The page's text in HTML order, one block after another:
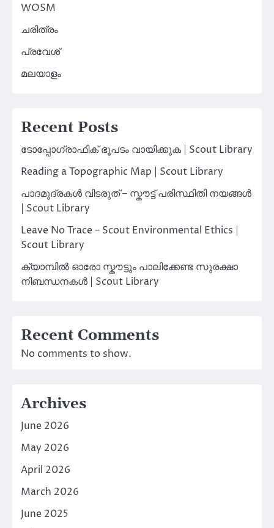
WOSM
ചരിത്രം
പ്രവേശ്
മലയാളം
Recent Posts
ടോപ്പോഗ്രാഫിക് ഭൂപടം വായിക്കുക | Scout Library
Reading a Topographic Map | Scout Library
പാദമുദ്രകൾ വിടരുത് – സ്കൗട്ട് പരിസ്ഥിതി നയങ്ങൾ
| Scout Library
Leave No Trace – Scout Environmental Ethics |
Scout Library
ക്യാമ്പിൽ ഓരോ സ്കൗട്ടും പാലിക്കേണ്ട സുരക്ഷാ
നിബന്ധനകൾ | Scout Library
Recent Comments
No comments to show.
Archives
June 2026
May 2026
April 2026
March 2026
June 2025